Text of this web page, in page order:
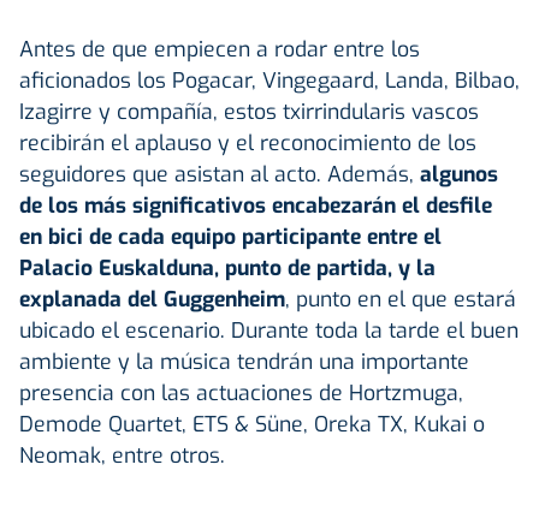
Antes de que empiecen a rodar entre los
aficionados los Pogacar, Vingegaard, Landa, Bilbao,
Izagirre y compañía, estos txirrindularis vascos
recibirán el aplauso y el reconocimiento de los
seguidores que asistan al acto. Además, algunos
de los más significativos encabezarán el desfile
en bici de cada equipo participante entre el
Palacio Euskalduna, punto de partida, y la
explanada del Guggenheim, punto en el que estará
ubicado el escenario. Durante toda la tarde el buen
ambiente y la música tendrán una importante
presencia con las actuaciones de Hortzmuga,
Demode Quartet, ETS & Süne, Oreka TX, Kukai o
Neomak, entre otros.